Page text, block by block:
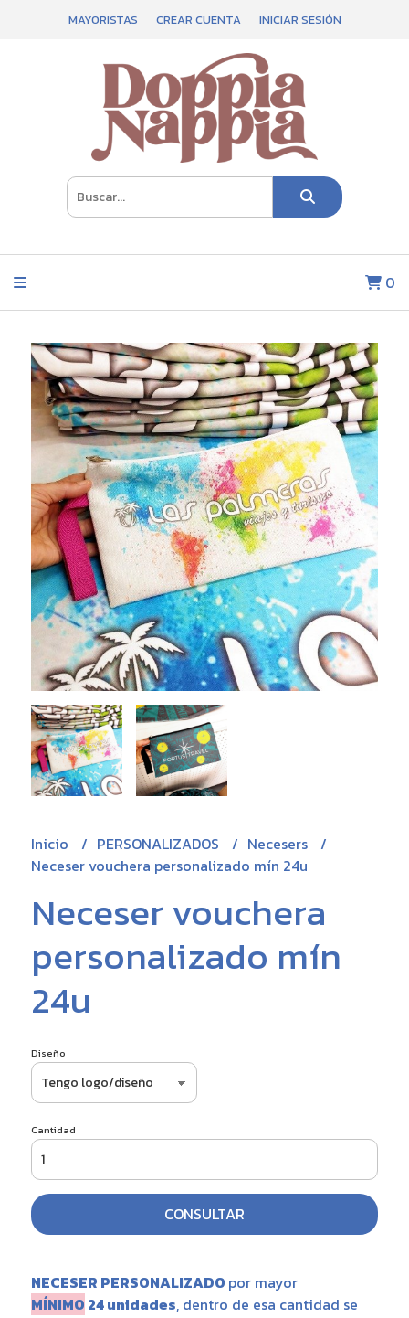
MAYORISTAS CREAR CUENTA INICIAR SESIÓN
0
Inicio PERSONALIZADOS
Necesers
Neceser vouchera personalizado mín 24u
Neceser vouchera
personalizado mín
24u
Diseño
Cantidad
CONSULTAR
NECESER PERSONALIZADO por mayor
MÍNIMO 24 unidades, dentro de esa cantidad se